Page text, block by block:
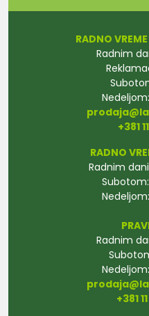
RADNO
Radnim
Nedeljom:
+381
RADNO
Radnim
Subotom:
Nedeljom:
Radnim
Nedeljom:
+381